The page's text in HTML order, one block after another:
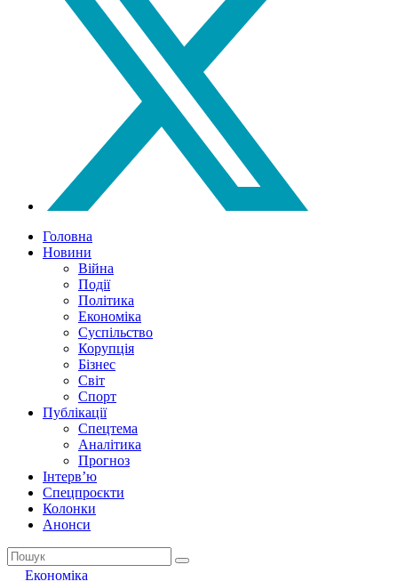
Головна
Новини
Війна
Події
Політика
Економіка
Суспільство
Корупція
Бізнес
Світ
Спорт
Публікації
Спецтема
Аналітика
Прогноз
Інтерв’ю
Спецпроєкти
Колонки
Анонси
Економіка